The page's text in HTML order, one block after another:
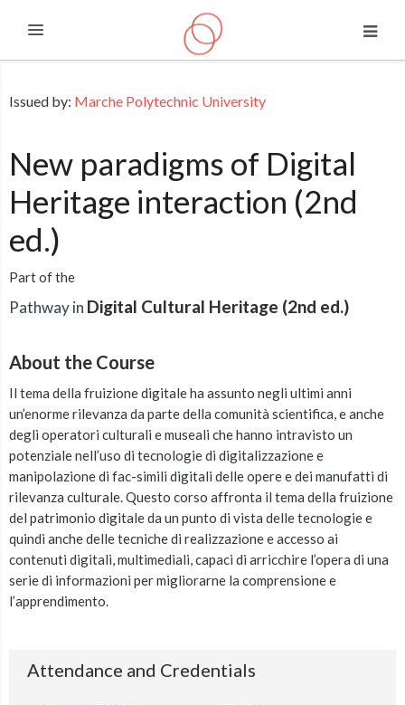
Expand
Issued by: Marche Polytechnic University
New paradigms of Digital
Heritage interaction (2nd
ed.)
Part of the
Pathway in Digital Cultural Heritage (2nd ed.)
About the Course
Il tema della fruizione digitale ha assunto negli ultimi anni
un’enorme rilevanza da parte della comunità scientifica, e anche
degli operatori culturali e museali che hanno intravisto un
potenziale nell’uso di tecnologie di digitalizzazione e
manipolazione di fac-simili digitali delle opere e dei manufatti di
rilevanza culturale. Questo corso affronta il tema della fruizione
del patrimonio digitale da un punto di vista delle tecnologie e
quindi anche delle tecniche di realizzazione e accesso ai
contenuti digitali, multimediali, capaci di arricchire l’opera di una
serie di informazioni per migliorarne la comprensione e
l’apprendimento.
Attendance and Credentials